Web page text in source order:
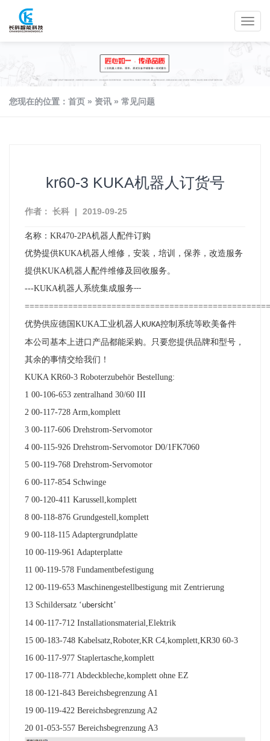
您现在的位置： 首页 » 资讯 » 常见问题
kr60-3 KUKA机器人订货号
作者： 长科 | 2019-09-25
名称： KR470-2PA机器人配件订购
优势提供KUKA机器人维修，安装，培训，保养，改造服务
提供KUKA机器人配件维修及回收服务。
---KUKA机器人系统集成服务---
===================================================
优势供应德国 KUKA工业机器人 KUKA控制系统等欧美备件
本公司基本上进口产品都能采购。只要您提供品牌和型号，
其余的事情交给我们！
KUKA KR60-3 Roboterzubehör Bestellung:
1 00-106-653 zentralhand 30/60 III
2 00-117-728 Arm,komplett
3 00-117-606 Drehstrom-Servomotor
4 00-115-926 Drehstrom-Servomotor D0/1FK7060
5 00-119-768 Drehstrom-Servomotor
6 00-117-854 Schwinge
7 00-120-411 Karussell,komplett
8 00-118-876 Grundgestell,komplett
9 00-118-115 Adaptergrundplatte
10 00-119-961 Adapterplatte
11 00-119-578 Fundamentbefestigung
12 00-119-653 Maschinengestellbestigung mit Zentrierung
13 Schildersatz ‘ubersicht’
14 00-117-712 Installationsmaterial,Elektrik
15 00-183-748 Kabelsatz,Roboter,KR C4,komplett,KR30 60-3
16 00-117-977 Staplertasche,komplett
17 00-118-771 Abdeckbleche,komplett ohne EZ
18 00-121-843 Bereichsbegrenzung A1
19 00-119-422 Bereichsbegrenzung A2
20 01-053-557 Bereichsbegrenzung A3